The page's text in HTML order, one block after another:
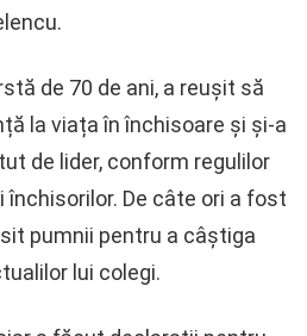
de 70 de ani, a reușit să
la viața în închisoare și și-a
de lider, conform regulilor
închisorilor. De câte ori a fost
pumnii pentru a câștiga
lui colegi.